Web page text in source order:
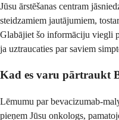
Jūsu ārstēšanas centram
steidzamiem jautājumiem,
Glabājiet šo informāciju viegli
ja uztraucaties par saviem
Kad es varu pārtraukt
Lēmumu par bevacizumab-
pieņem Jūsu onkologs,